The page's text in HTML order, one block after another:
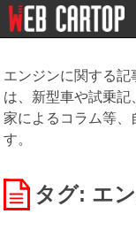
エンジンに関する
は、新型車や試乗
家によるコラム等
す。
タグ: エ